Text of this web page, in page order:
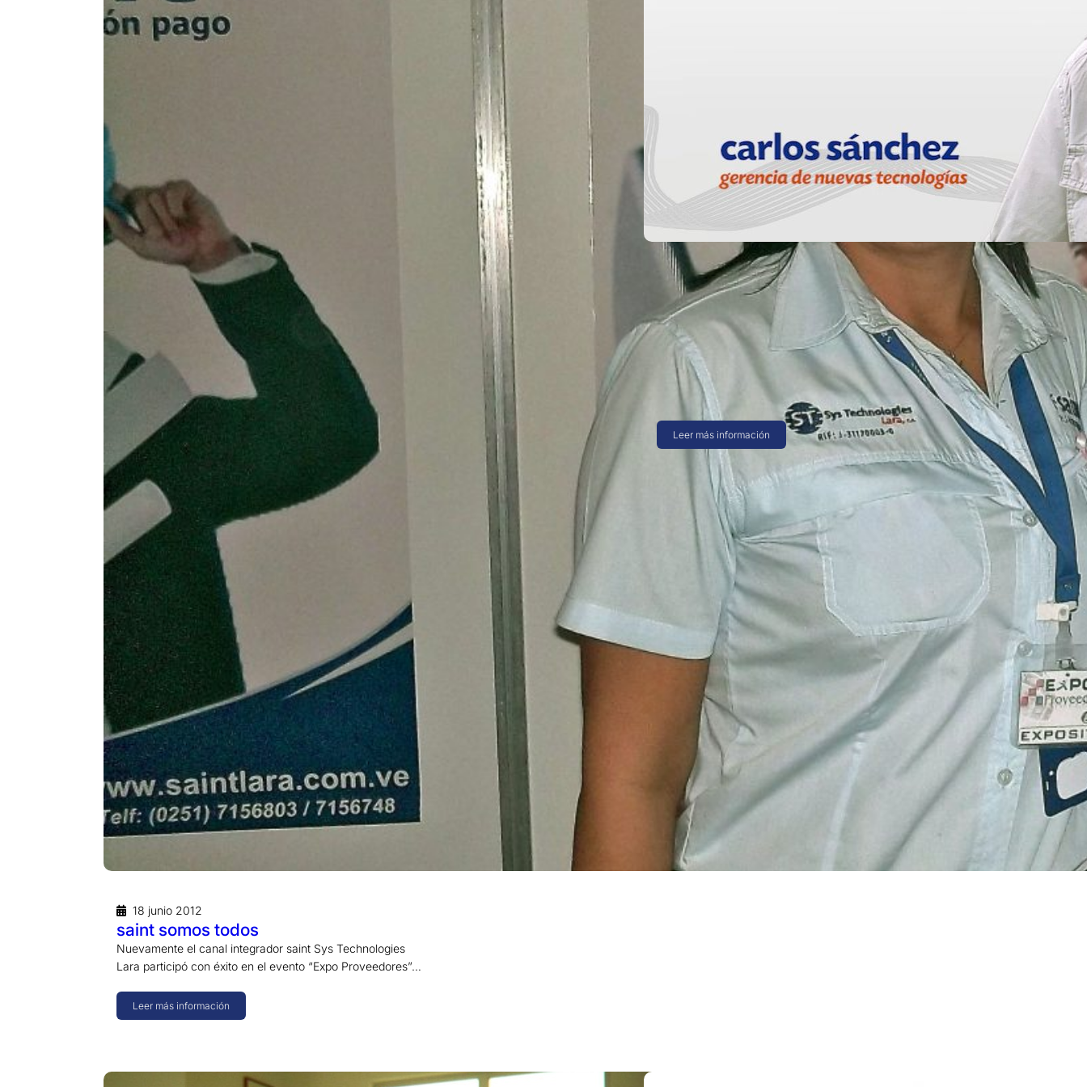
18 junio 2012
saint somos todos
Nuevamente el canal integrador saint Sys Technologies
Lara participó con éxito en el evento “Expo Proveedores”…
Leer más información
18 junio 2012
Nuevo contabilizador de saint
professional a saint enterprise
contabilidad disponible
Disponible nuevo contabilizador de professional más para
saint enterprise contabilidad. El contabilizador de
professional más trabaja…
Leer más información